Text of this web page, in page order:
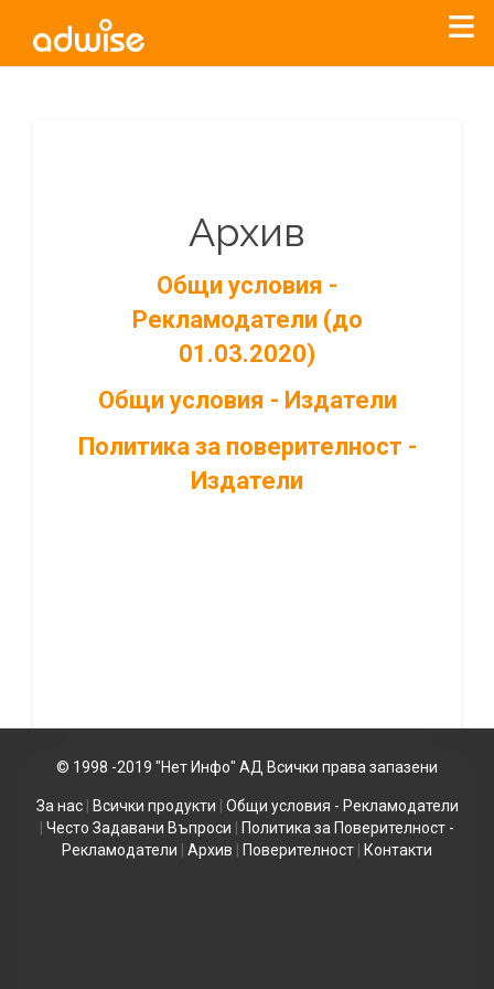
Архив
Общи условия -
Рекламодатели (до
01.03.2020)
Общи условия - Издатели
Политика за поверителност -
Издатели
© 1998 -2019 "Нет Инфо" АД Всички права запазени
За нас| Всички продукти
Общи условия - Рекламодатели
Често Задавани Въпроси
Политика за Поверителност -
Рекламодатели
Архив Поверителност Контакти